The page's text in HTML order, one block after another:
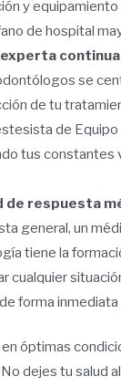
y
de hospital
se
de tu
de Equipo
tus constantes
de respuesta
general, un
tiene la
cualquier
forma inmediata
óptimas
dejes tu salud